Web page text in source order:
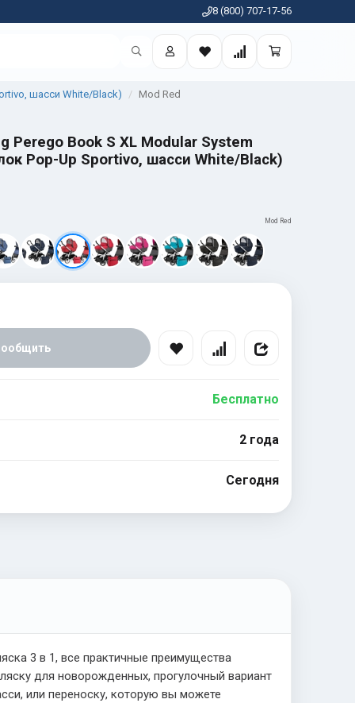
8 (800) 707-17-56
шасси White/Black) Mod Red
Perego Book S XL Modular System
Pop-Up Sportivo, шасси White/Black)
Mod Red
Бесплатно
2 года
Сегодня
3 в 1, все практичные преимущества
для новорожденных, прогулочный вариант
или переноску, которую вы можете